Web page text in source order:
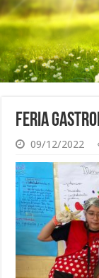
Feria
09/12/2022